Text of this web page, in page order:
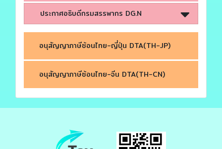
ประกาศอธิบดีกรมสรรพากร DG.N
อนุสัญญาภาษีซ้อนไทย-ญี่ปุ่น DTA(TH-JP)
อนุสัญญาภาษีซ้อนไทย-จีน DTA(TH-CN)